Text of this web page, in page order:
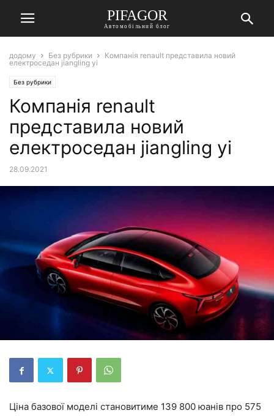
PIFAGOR
Автомобільний блог
додому Без рубрики
Компанія renault представила новий
електроседан jiangling yi
Без рубрики
Компанія renault
представила новий
електроседан jiangling yi
28.09.2021
Ціна базової моделі становитиме 139 800 юанів про 575